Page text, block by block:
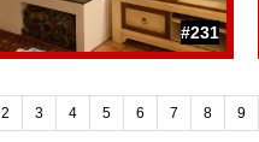
#231
2 3 4 5 6 7 8 9